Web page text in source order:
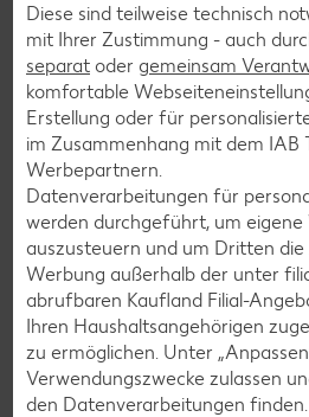
Zur
Diese sind teilweise technisch
mit Ihrer Zustimmung - auch
separat oder gemeinsam
komfortable
Erstellung oder für
im Zusammenhang mit dem IAB
Werbepartnern.
Datenverarbeitungen für
werden durchgeführt, um eigene
auszusteuern und um Dritten die
Werbung außerhalb der unter
abrufbaren Kaufland Filial-
Ihren Haushaltsangehörigen
zu ermöglichen. Unter
Verwendungszwecke zulassen
den Datenverarbeitungen finden.